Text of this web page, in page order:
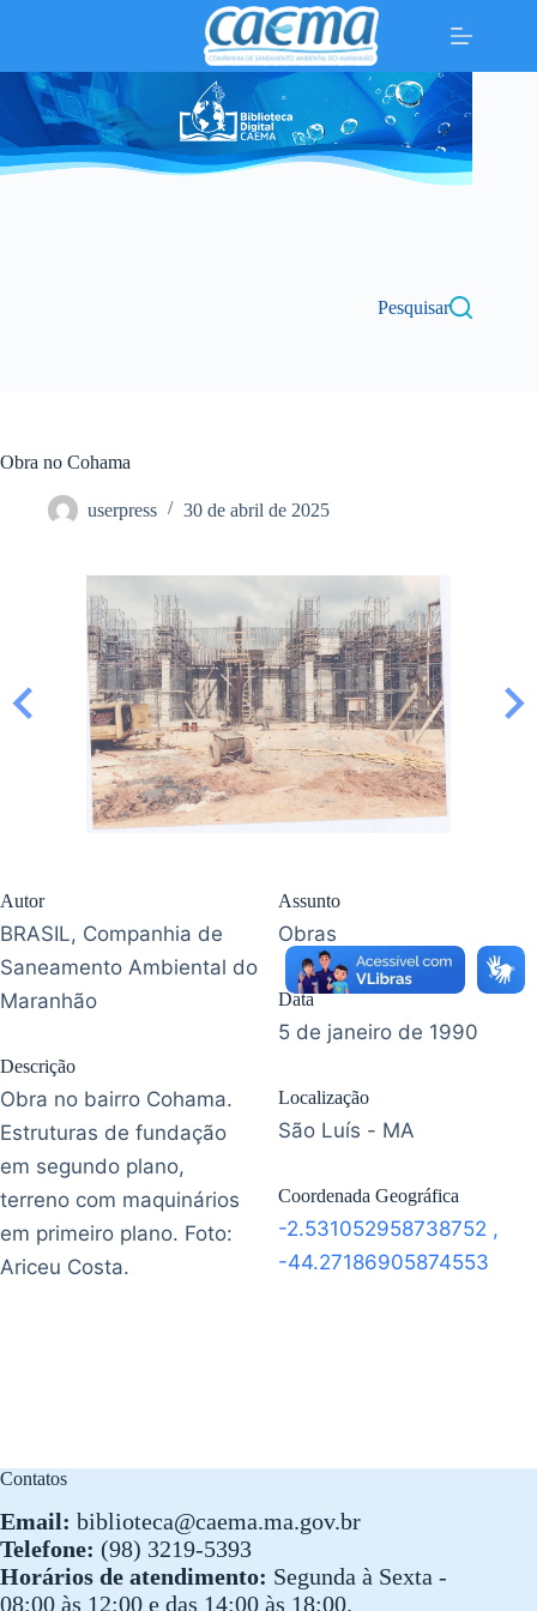
conteúdo
Pesquisar
Obra no Cohama
userpress 30 de abril de 2025
Autor
BRASIL, Companhia de
Saneamento Ambiental do
Maranhão
Descrição
Obra no bairro Cohama.
Estruturas de fundação
em segundo plano,
terreno com maquinários
em primeiro plano. Foto:
Ariceu Costa.
Assunto
Obras
Data
5 de janeiro de 1990
Localização
São Luís - MA
Coordenada Geográfica
-2.531052958738752 ,
-44.27186905874553
Contatos
Email: biblioteca@caema.ma.gov.br
Telefone: (98) 3219-5393
Horários de atendimento: Segunda à Sexta -
08:00 às 12:00 e das 14:00 às 18:00.